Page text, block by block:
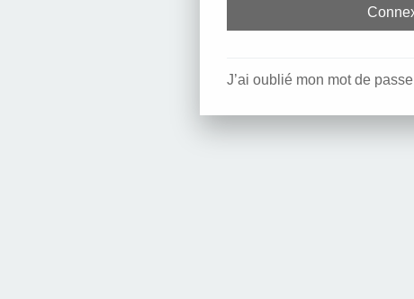
J’ai oublié mon mot de passe